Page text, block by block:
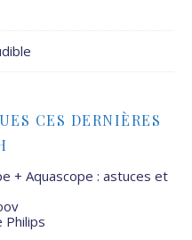
CES DERNIÈRES
+ Aquascope : astuces et
Philips